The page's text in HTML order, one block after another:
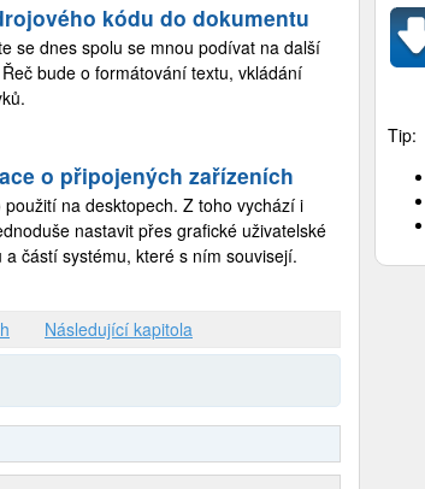
kódu do dokumentu
se dnes spolu se mnou podívat na další
bude o formátování textu, vkládání
o připojených zařízeních
na desktopech. Z toho vychází i
nastavit přes grafické uživatelské
částí systému, které s ním souvisejí.
Následující kapitola
Tip: